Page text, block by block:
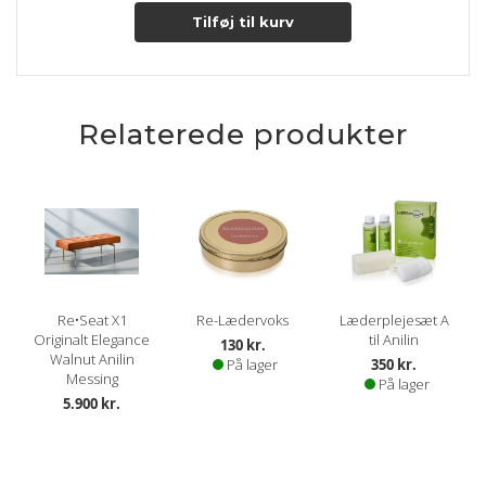
Tilføj til kurv
Relaterede produkter
Re•Seat X1
Originalt Elegance
Walnut Anilin
Messing
5.900 kr.
Re-Lædervoks
130 kr.
På lager
Læderplejesæt A
til Anilin
350 kr.
På lager